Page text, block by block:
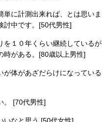
に計測出来れば、とは思いま
討中です。[50代男性]
を１０年くらい継続しているが
時がある。[80歳以上男性]
が体があざだらけになっている
。 [70代男性]